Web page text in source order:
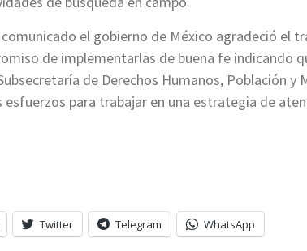
el gobierno de México agradeció el
de implementarlas de buena fe indicando
de Derechos Humanos, Población
esfuerzos para trabajar en una estrategia de
Twitter Telegram WhatsApp